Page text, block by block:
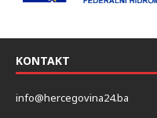
KONTAKT
info@hercegovina24.ba